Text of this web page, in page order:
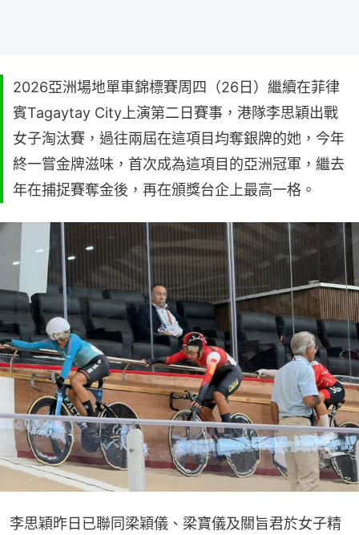
2026亞洲場地單車錦標賽周四（26日）繼續在菲律
賓Tagaytay City上演第二日賽事，港隊李思穎出戰
女子淘汰賽，過往兩屆在這項目均奪銀牌的她，今年
終一嘗金牌滋味，首次成為這項目的亞洲冠軍，繼去
年在捕捉賽奪金後，再在頒獎台企上最高一格。
李思穎昨日已聯同梁穎儀、梁寶儀及關旨君於女子精